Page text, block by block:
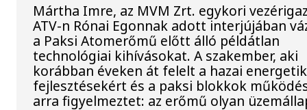
Mártha Imre, az MVM Zrt. egykori
ATV-n Rónai Egonnak adott interjújában
a Paksi Atomerőmű előtt álló példátlan
technológiai kihívásokat. A szakember, aki
korábban éveken át felelt a hazai
fejlesztésekért és a paksi blokkok
arra figyelmeztet: az erőmű olyan